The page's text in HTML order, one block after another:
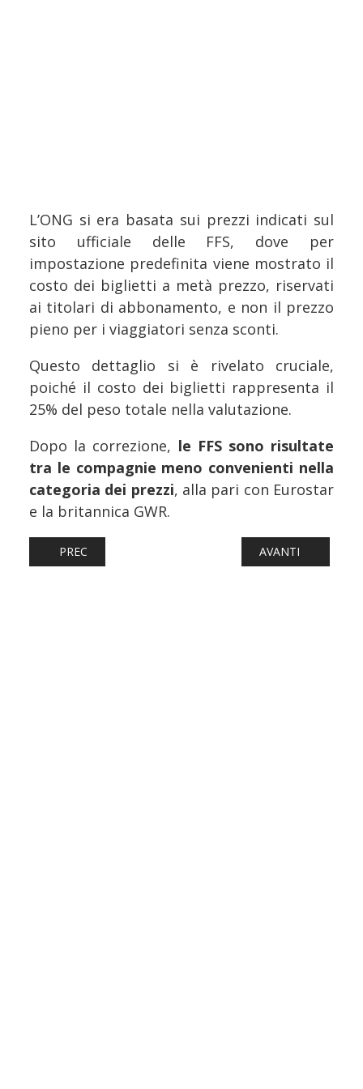
L’ONG si era basata sui prezzi indicati sul
sito ufficiale delle FFS, dove per
impostazione predefinita viene mostrato il
costo dei biglietti a metà prezzo, riservati
ai titolari di abbonamento, e non il prezzo
pieno per i viaggiatori senza sconti.
Questo dettaglio si è rivelato cruciale,
poiché il costo dei biglietti rappresenta il
25% del peso totale nella valutazione.
Dopo la correzione, le FFS sono risultate
tra le compagnie meno convenienti nella
categoria dei prezzi, alla pari con Eurostar
e la britannica GWR.
ARTICOLO PRECEDENTE: FERROVIE: FSE PORTA I LIBRI
PREC ARTICOLO
AVANTI